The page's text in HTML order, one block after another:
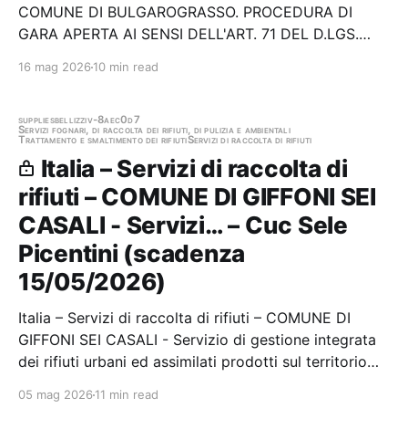
COMUNE DI BULGAROGRASSO. PROCEDURA DI
GARA APERTA AI SENSI DELL'ART. 71 DEL D.LGS.
RACCOLTA E TRASPORTO DI RIFIUTI SOLIDI URBANI,
ANNI DUE DI PROROGA. Stazione…
16 mag 2026 10 min read
suppliesbellizziv-8aec0d7
Servizi fognari, di raccolta dei rifiuti, di pulizia e ambientali
Trattamento e smaltimento dei rifiutiServizi di raccolta di rifiuti
Italia – Servizi di raccolta di
rifiuti – COMUNE DI GIFFONI SEI
CASALI - Servizi… – Cuc Sele
Picentini (scadenza
15/05/2026)
Italia – Servizi di raccolta di rifiuti – COMUNE DI
GIFFONI SEI CASALI - Servizio di gestione integrata
dei rifiuti urbani ed assimilati prodotti sul territorio
Scadenza 15/05/2026 Gara scaduta, in attesa di
05 mag 2026 11 min read